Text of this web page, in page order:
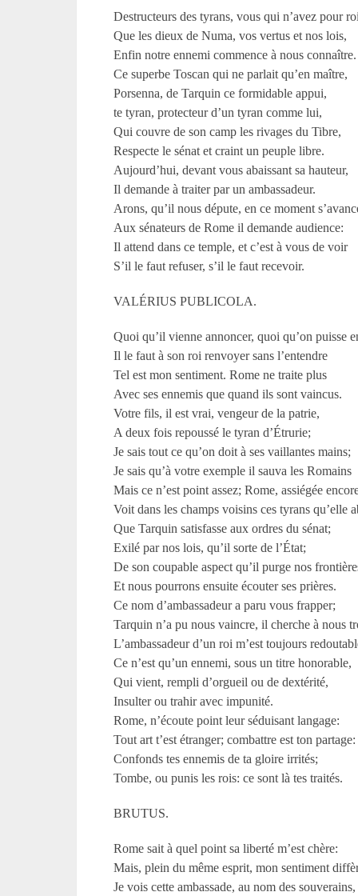
Destructeurs des tyrans, vous qui n’avez pour
Que les dieux de Numa, vos vertus et nos lois,
Enfin notre ennemi commence à nous connaître.
Ce superbe Toscan qui ne parlait qu’en maître,
Porsenna, de Tarquin ce formidable appui,
te tyran, protecteur d’un tyran comme lui,
Qui couvre de son camp les rivages du Tibre,
Respecte le sénat et craint un peuple libre.
Aujourd’hui, devant vous abaissant sa hauteur,
Il demande à traiter par un ambassadeur.
Arons, qu’il nous députe, en ce moment
Aux sénateurs de Rome il demande audience:
Il attend dans ce temple, et c’est à vous de voir
S’il le faut refuser, s’il le faut recevoir.
VALÉRIUS PUBLICOLA.
Quoi qu’il vienne annoncer, quoi qu’on puisse
Il le faut à son roi renvoyer sans l’entendre
Tel est mon sentiment. Rome ne traite plus
Avec ses ennemis que quand ils sont vaincus.
Votre fils, il est vrai, vengeur de la patrie,
A deux fois repoussé le tyran d’Étrurie;
Je sais tout ce qu’on doit à ses vaillantes mains;
Je sais qu’à votre exemple il sauva les Romains
Mais ce n’est point assez; Rome, assiégée
Voit dans les champs voisins ces tyrans qu’elle
Que Tarquin satisfasse aux ordres du sénat;
Exilé par nos lois, qu’il sorte de l’État;
De son coupable aspect qu’il purge nos
Et nous pourrons ensuite écouter ses prières.
Ce nom d’ambassadeur a paru vous frapper;
Tarquin n’a pu nous vaincre, il cherche à nous
L’ambassadeur d’un roi m’est toujours
Ce n’est qu’un ennemi, sous un titre honorable,
Qui vient, rempli d’orgueil ou de dextérité,
Insulter ou trahir avec impunité.
Rome, n’écoute point leur séduisant langage:
Tout art t’est étranger; combattre est ton partage:
Confonds tes ennemis de ta gloire irrités;
Tombe, ou punis les rois: ce sont là tes traités.
BRUTUS.
Rome sait à quel point sa liberté m’est chère:
Mais, plein du même esprit, mon sentiment
Je vois cette ambassade, au nom des souverains,